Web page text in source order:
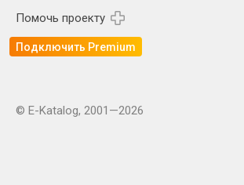
Помочь проекту
Подключить Premium
© E-Katalog, 2001—2026